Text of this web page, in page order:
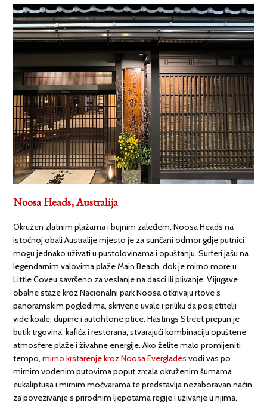
Noosa Heads,Australija
Okružen zlatnim plažama i bujnim zaleđem, Noosa Heads na
istočnoj obali Australije mjesto je za sunčani odmor gdje putnici
mogu jednako uživati u pustolovinama i opuštanju. Surferi jašu na
legendarnim valovima plaže Main Beach, dok je mirno more u
Little Coveu savršeno za veslanje na dasci ili plivanje. Vijugave
obalne staze kroz Nacionalni park Noosa otkrivaju rtove s
panoramskim pogledima, skrivene uvale i priliku da posjetitelji
vide koale, dupine i autohtone ptice. Hastings Street prepun je
butik trgovina, kafića i restorana, stvarajući kombinaciju opuštene
atmosfere plaže i živahne energije. Ako želite malo promijeniti
tempo,mirno krstarenje kroz Noosa Everglades vodi vas po
mirnim vodenim putovima poput zrcala okruženim šumama
eukaliptusa i mirnim močvarama te predstavlja nezaboravan način
za povezivanje s prirodnim ljepotama regije i uživanje u njima.